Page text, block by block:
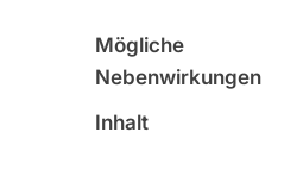
Mögliche
Nebenwirkungen
Inhalt